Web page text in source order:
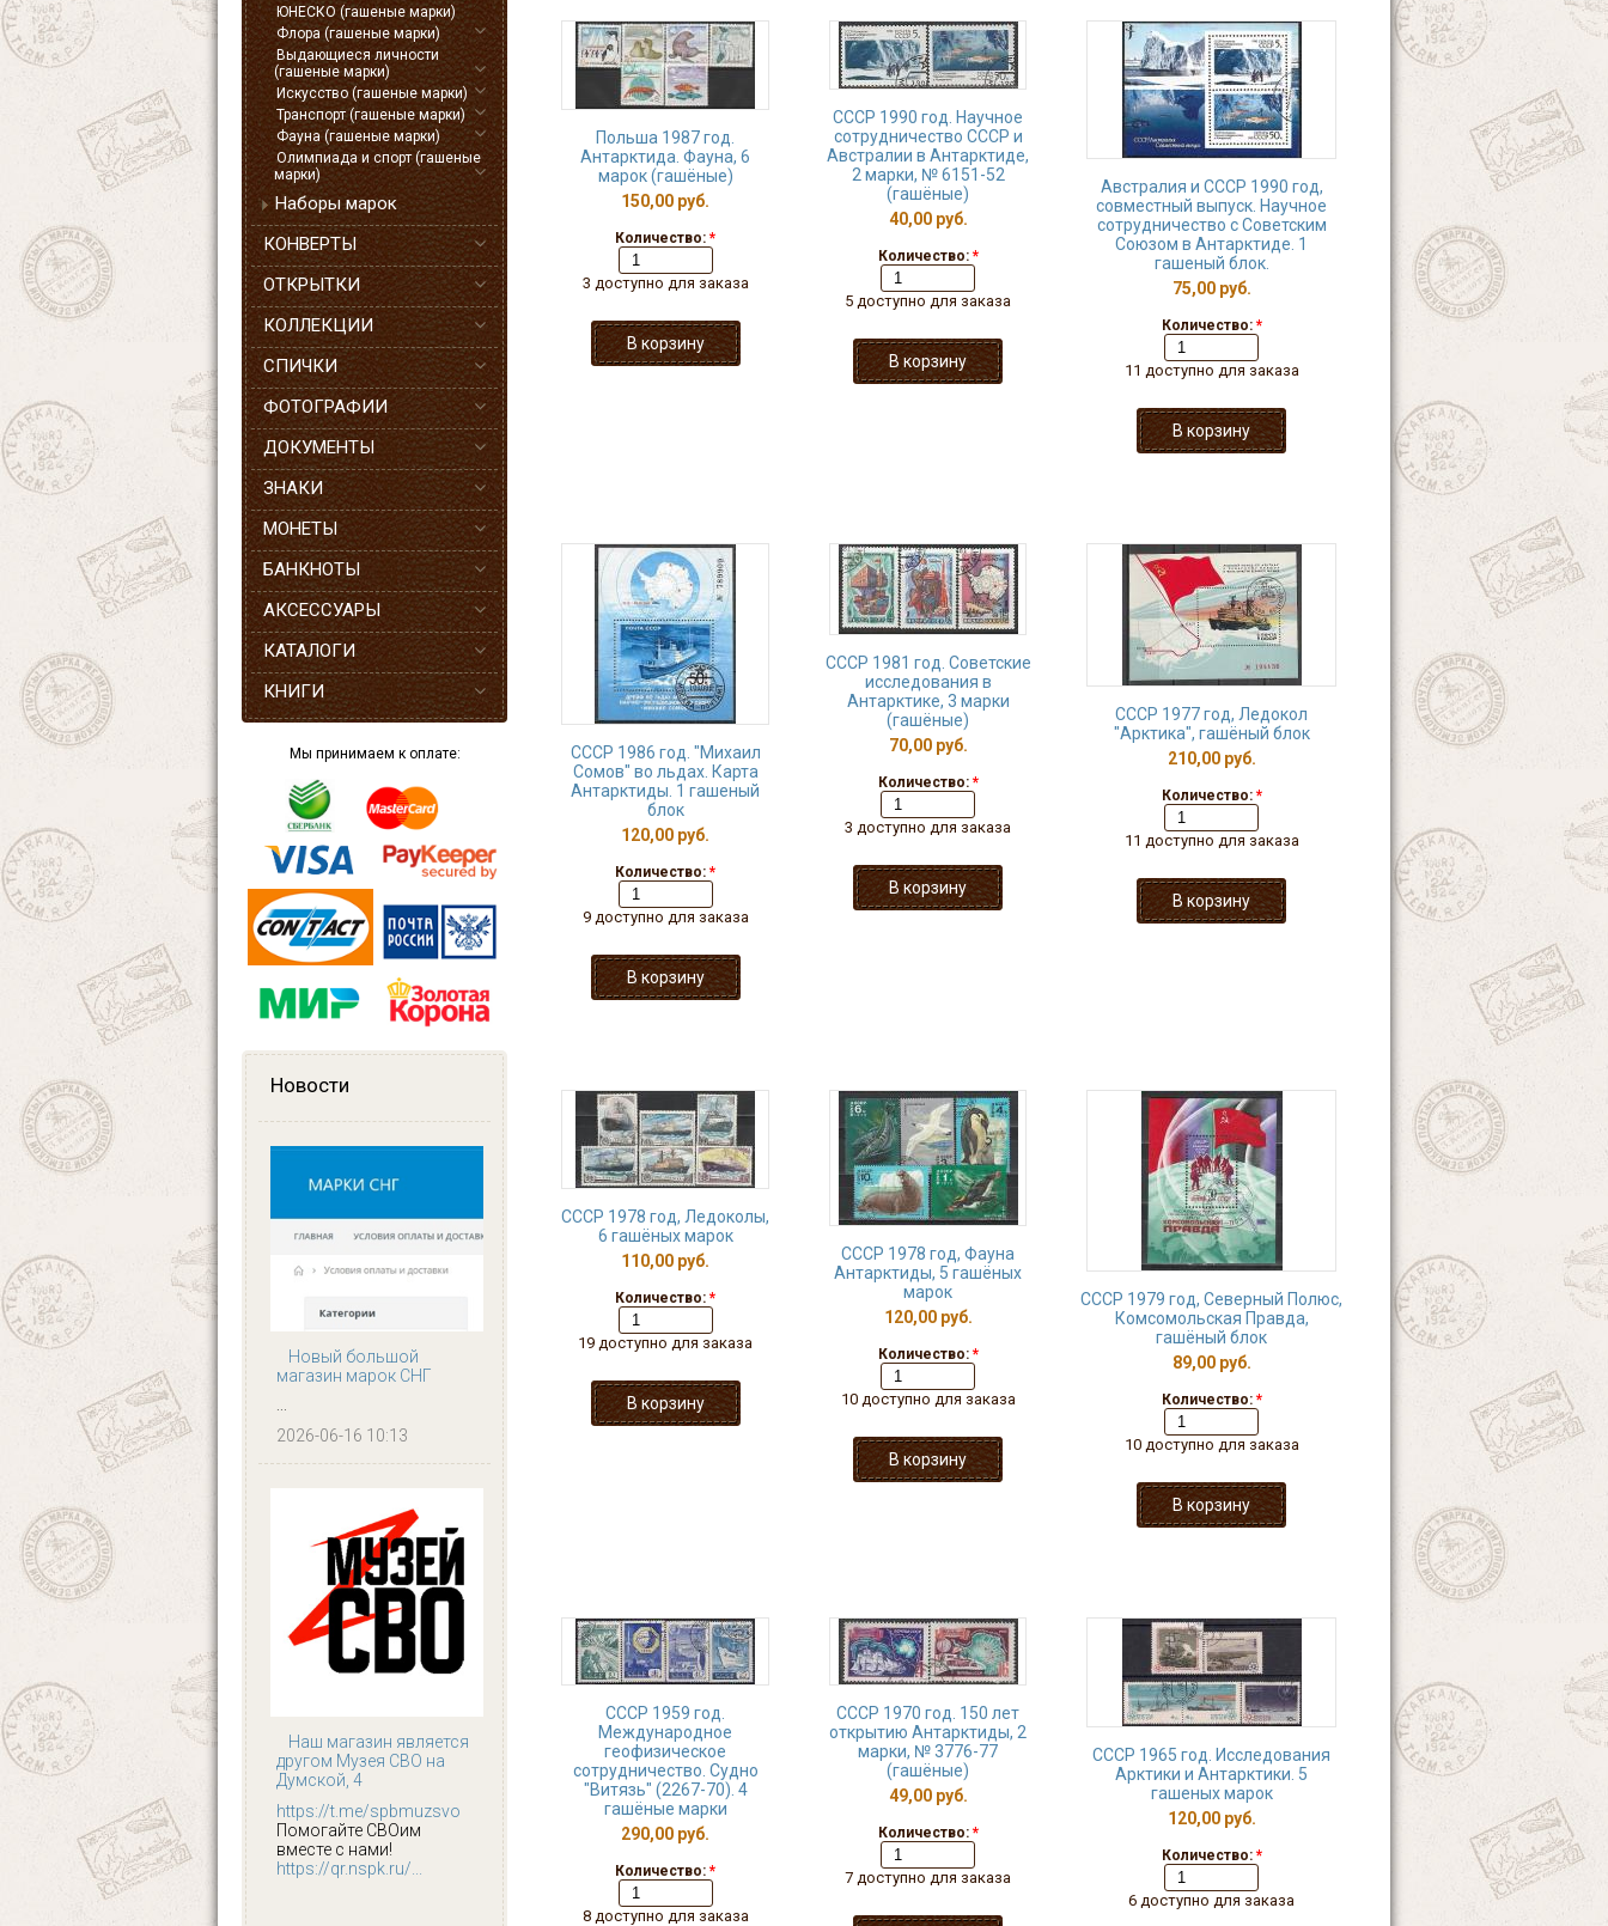
ЮНЕСКО (гашеные марки)
Флора (гашеные марки)
Выдающиеся личности
(гашеные марки)
Искусство (гашеные марки)
Транспорт (гашеные марки)
Фауна (гашеные марки)
Олимпиада и спорт (гашеные
марки)
Наборы марок
КОНВЕРТЫ
ОТКРЫТКИ
КОЛЛЕКЦИИ
СПИЧКИ
ФОТОГРАФИИ
ДОКУМЕНТЫ
ЗНАКИ
МОНЕТЫ
БАНКНОТЫ
АКСЕССУАРЫ
КАТАЛОГИ
КНИГИ
Мы принимаем к оплате:
Новости
Новый большой
магазин марок СНГ
...
2026-06-16 10:13
Наш магазин является
другом Музея СВО на
Думской, 4
https://t.me/spbmuzsvo
Помогайте СВОим
вместе с нами!
https://qr.nspk.ru/...
Польша 1987 год.
Антарктида. Фауна, 6
марок (гашёные)
150,00 руб.
Количество: *
3 доступно для заказа
СССР 1990 год. Научное
сотрудничество СССР и
Австралии в Антарктиде,
2 марки, № 6151-52
(гашёные)
40,00 руб.
Количество: *
5 доступно для заказа
Австралия и СССР 1990 год,
совместный выпуск. Научное
сотрудничество с Советским
Союзом в Антарктиде. 1
гашеный блок.
75,00 руб.
Количество: *
11 доступно для заказа
СССР 1986 год. "Михаил
Сомов" во льдах. Карта
Антарктиды. 1 гашеный
блок
120,00 руб.
Количество: *
9 доступно для заказа
СССР 1981 год. Советские
исследования в
Антарктике, 3 марки
(гашёные)
70,00 руб.
Количество: *
3 доступно для заказа
СССР 1977 год, Ледокол
"Арктика", гашёный блок
210,00 руб.
Количество: *
11 доступно для заказа
СССР 1978 год, Ледоколы,
6 гашёных марок
110,00 руб.
Количество: *
19 доступно для заказа
СССР 1978 год, Фауна
Антарктиды, 5 гашёных
марок
120,00 руб.
Количество: *
10 доступно для заказа
СССР 1979 год, Северный Полюс,
Комсомольская Правда,
гашёный блок
89,00 руб.
Количество: *
10 доступно для заказа
СССР 1959 год.
Международное
геофизическое
сотрудничество. Судно
"Витязь" (2267-70). 4
гашёные марки
290,00 руб.
Количество: *
8 доступно для заказа
СССР 1970 год. 150 лет
открытию Антарктиды, 2
марки, № 3776-77
(гашёные)
49,00 руб.
Количество: *
7 доступно для заказа
СССР 1965 год. Исследования
Арктики и Антарктики. 5
гашеных марок
120,00 руб.
Количество: *
6 доступно для заказа